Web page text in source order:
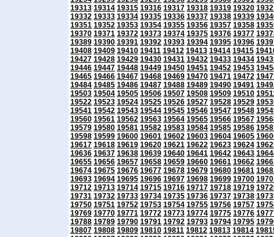
19313 19314 19315 19316 19317 19318 19319 19320
19332 19333 19334 19335 19336 19337 19338 19339
19351 19352 19353 19354 19355 19356 19357 19358
19370 19371 19372 19373 19374 19375 19376 19377
19389 19390 19391 19392 19393 19394 19395 19396
19408 19409 19410 19411 19412 19413 19414 19415
19427 19428 19429 19430 19431 19432 19433 19434
19446 19447 19448 19449 19450 19451 19452 19453
19465 19466 19467 19468 19469 19470 19471 19472
19484 19485 19486 19487 19488 19489 19490 19491
19503 19504 19505 19506 19507 19508 19509 19510
19522 19523 19524 19525 19526 19527 19528 19529
19541 19542 19543 19544 19545 19546 19547 19548
19560 19561 19562 19563 19564 19565 19566 19567
19579 19580 19581 19582 19583 19584 19585 19586
19598 19599 19600 19601 19602 19603 19604 19605
19617 19618 19619 19620 19621 19622 19623 19624
19636 19637 19638 19639 19640 19641 19642 19643
19655 19656 19657 19658 19659 19660 19661 19662
19674 19675 19676 19677 19678 19679 19680 19681
19693 19694 19695 19696 19697 19698 19699 19700
19712 19713 19714 19715 19716 19717 19718 19719
19731 19732 19733 19734 19735 19736 19737 19738
19750 19751 19752 19753 19754 19755 19756 19757
19769 19770 19771 19772 19773 19774 19775 19776
19788 19789 19790 19791 19792 19793 19794 19795
19807 19808 19809 19810 19811 19812 19813 19814